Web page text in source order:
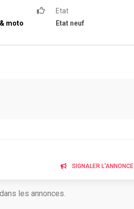
moto
Etat
Etat neuf
SIGNALER L'ANNONCE
les annonces.